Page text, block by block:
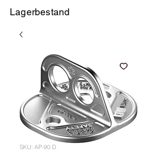
Lagerbestand
SKU: AP-90 D